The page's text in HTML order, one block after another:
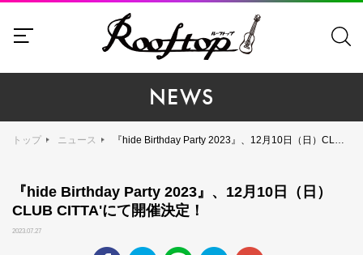
NEWS
トップ ニュース 『hide Birthday Party 2023』、12⽉10⽇（⽇）CLUB CITTA'にて開催決定！
『hide Birthday Party 2023』、12⽉10⽇（⽇）
CLUB CITTA'にて開催決定！
2023.07.27